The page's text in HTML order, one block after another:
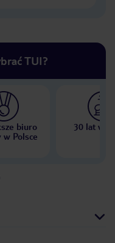
TUI?
biuro
w Polsce
30 lat w